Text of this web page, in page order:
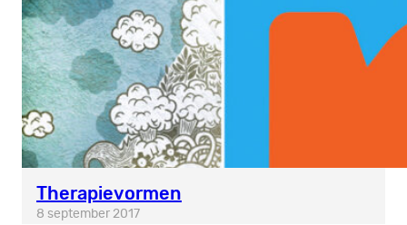
Therapievormen
8 september 2017